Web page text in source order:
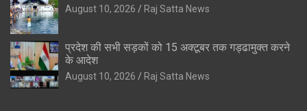
August 10, 2026 Raj Satta News
प्रदेश की सभी सड़कों को 15 अक्टूबर तक गड्ढामुक्त करने
के आदेश
August 10, 2026 Raj Satta News